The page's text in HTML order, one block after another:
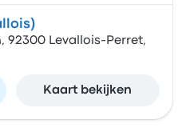
92300 Levallois-Perret,
Kaart bekijken